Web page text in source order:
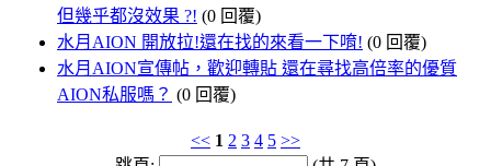
但幾乎都沒效果 ?! (0 回覆)
水月AION 開放拉!還在找的來看一下唷! (0 回覆)
水月AION宣傳帖，歡迎轉貼 還在尋找高倍率的優質
AION私服嗎？ (0 回覆)
<< 1 2 3 4 5 >>